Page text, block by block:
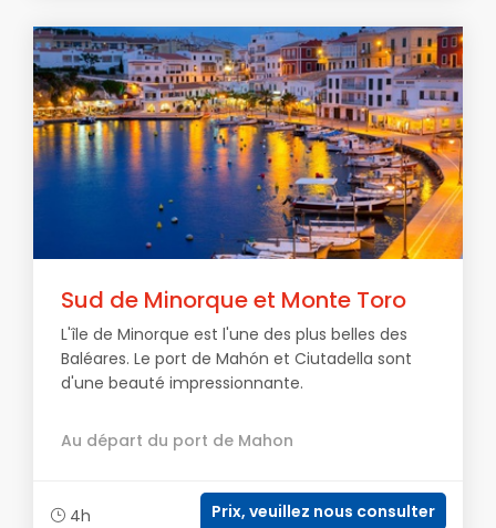
Sud de Minorque et Monte Toro
L'île de Minorque est l'une des plus belles des
Baléares. Le port de Mahón et Ciutadella sont
d'une beauté impressionnante.
Au départ du port de Mahon
4h Prix, veuillez nous consulter